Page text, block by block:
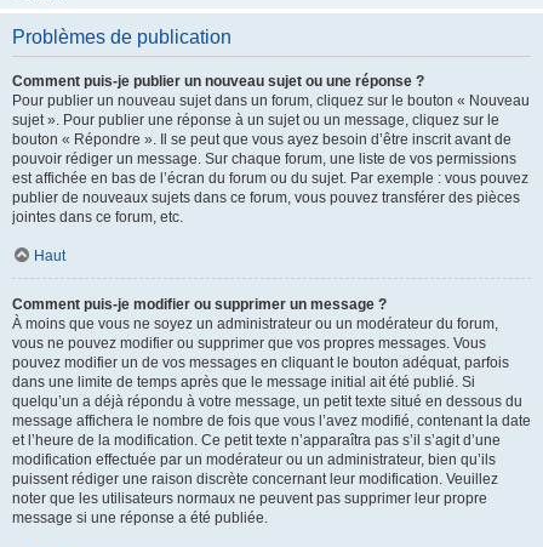
Problèmes de publication
Comment puis-je publier un nouveau sujet ou une réponse ?
Pour publier un nouveau sujet dans un forum, cliquez sur le bouton « Nouveau
sujet ». Pour publier une réponse à un sujet ou un message, cliquez sur le
bouton « Répondre ». Il se peut que vous ayez besoin d’être inscrit avant de
pouvoir rédiger un message. Sur chaque forum, une liste de vos permissions
est affichée en bas de l’écran du forum ou du sujet. Par exemple : vous pouvez
publier de nouveaux sujets dans ce forum, vous pouvez transférer des pièces
jointes dans ce forum, etc.
Haut
Comment puis-je modifier ou supprimer un message ?
À moins que vous ne soyez un administrateur ou un modérateur du forum,
vous ne pouvez modifier ou supprimer que vos propres messages. Vous
pouvez modifier un de vos messages en cliquant le bouton adéquat, parfois
dans une limite de temps après que le message initial ait été publié. Si
quelqu’un a déjà répondu à votre message, un petit texte situé en dessous du
message affichera le nombre de fois que vous l’avez modifié, contenant la date
et l’heure de la modification. Ce petit texte n’apparaîtra pas s’il s’agit d’une
modification effectuée par un modérateur ou un administrateur, bien qu’ils
puissent rédiger une raison discrète concernant leur modification. Veuillez
noter que les utilisateurs normaux ne peuvent pas supprimer leur propre
message si une réponse a été publiée.